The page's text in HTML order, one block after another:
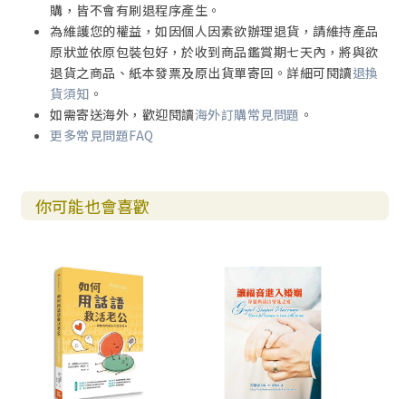
購，皆不會有刷退程序產生。
為維護您的權益，如因個人因素欲辦理退貨，請維持產品
原狀並依原包裝包好，於收到商品鑑賞期七天內，將與欲
退貨之商品、紙本發票及原出貨單寄回。詳細可閱讀退換
貨須知 。
如需寄送海外，歡迎閱讀海外訂購常見問題 。
更多常見問題FAQ
你可能也會喜歡